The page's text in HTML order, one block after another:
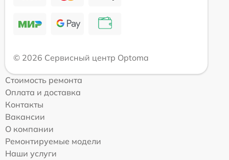
© 2026 Сервисный центр Optoma
Стоимость ремонта
Оплата и доставка
Контакты
Вакансии
О компании
Ремонтируемые модели
Наши услуги